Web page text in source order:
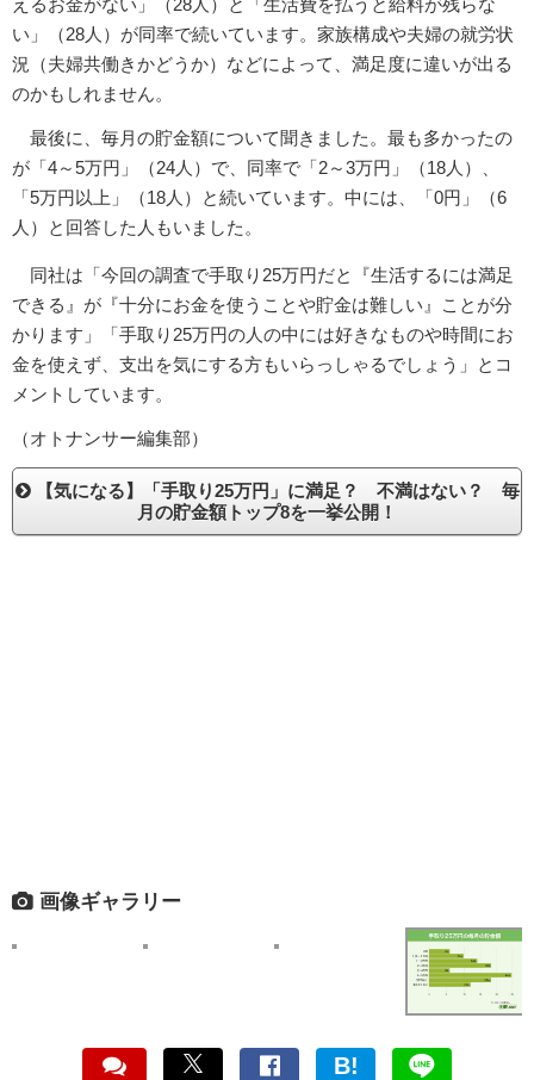
えるお金がない」（28人）と「生活費を払うと給料が残らな
い」（28人）が同率で続いています。家族構成や夫婦の就労状
況（夫婦共働きかどうか）などによって、満足度に違いが出る
のかもしれません。
最後に、毎月の貯金額について聞きました。最も多かったの
が「4～5万円」（24人）で、同率で「2～3万円」（18人）、
「5万円以上」（18人）と続いています。中には、「0円」（6
人）と回答した人もいました。
同社は「今回の調査で手取り25万円だと『生活するには満足
できる』が『十分にお金を使うことや貯金は難しい』ことが分
かります」「手取り25万円の人の中には好きなものや時間にお
金を使えず、支出を気にする方もいらっしゃるでしょう」とコ
メントしています。
（オトナンサー編集部）
【気になる】「手取り25万円」に満足？ 不満はない？ 毎
月の貯金額トップ8を一挙公開！
画像ギャラリー
B!